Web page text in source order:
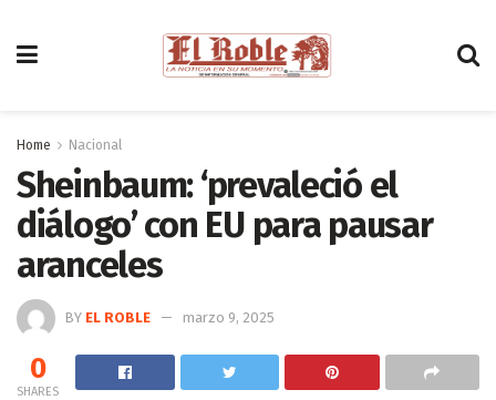
Home Nacional
Sheinbaum: ‘prevaleció el
diálogo’ con EU para pausar
aranceles
BY EL ROBLE marzo 9, 2025
0
SHARES